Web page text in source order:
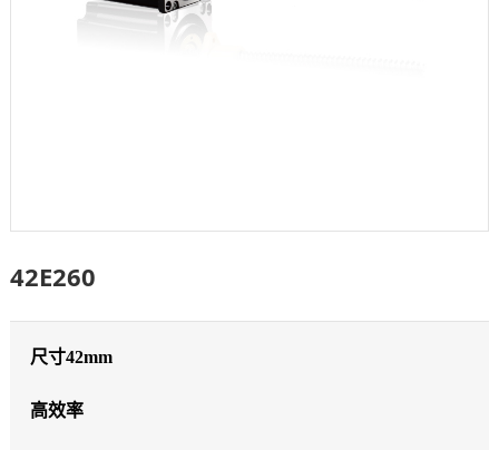
42E260
尺寸42mm
高效率